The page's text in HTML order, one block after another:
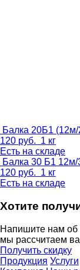
Балка 20Б1
120 руб. 1 кг
Есть на складе
Балка 30 Б1 12м/
120 руб. 1 кг
Есть на складе
Хотите
Напишите нам об
мы рассчитаем
Получить скидку
Продукция Услуги